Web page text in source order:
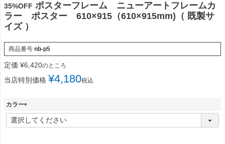
35%OFF ポスターフレーム ニューアートフレームカ
ラー ポスター 610×915（610×915mm)（ 既製サ
イズ ）
商品番号 nb-p5
定価 ¥6,420のところ
当店特別価格 ¥4,180税込
カラー
(
必